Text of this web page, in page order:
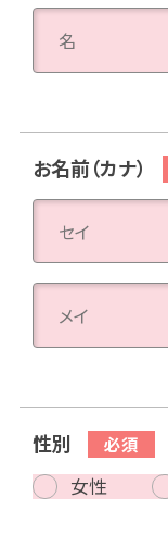
お名前（カナ）
性別
女性